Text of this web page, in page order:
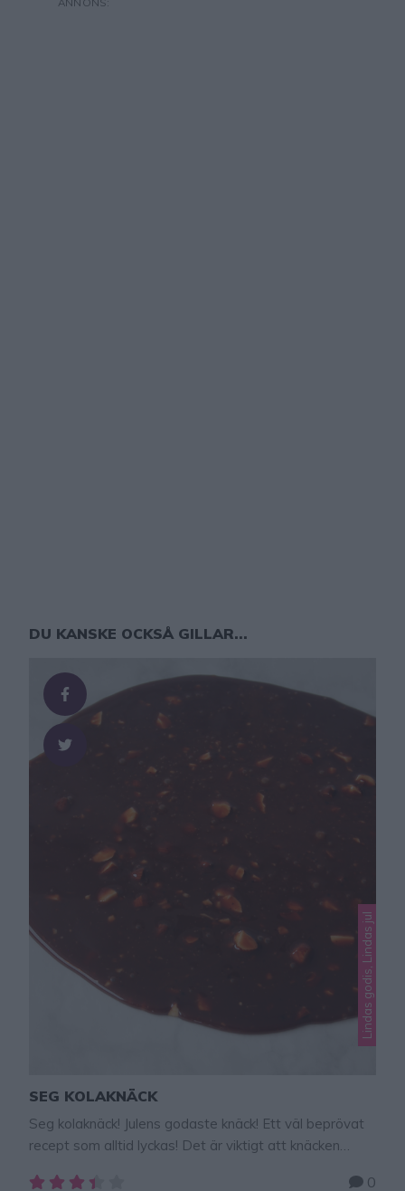
DU KANSKE OCKSÅ GILLAR...
Lindas godis, Lindas jul
SEG KOLAKNÄCK
Seg kolaknäck! Julens godaste knäck! Ett väl beprövat
recept som alltid lyckas! Det är viktigt att knäcken
0